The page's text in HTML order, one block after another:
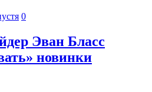
0
Эван Бласс
новинки